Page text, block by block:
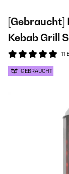
[Gebraucht]
Kebab Grill
11
GEBRAUCHT